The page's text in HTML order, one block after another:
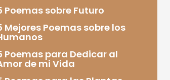
Poemas sobre Futuro
Mejores Poemas sobre los
Poemas para Dedicar al
de mi Vida